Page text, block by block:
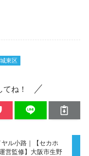
城東区
ね！
ヤル小路｜【セカホ
営監修】大阪市生野